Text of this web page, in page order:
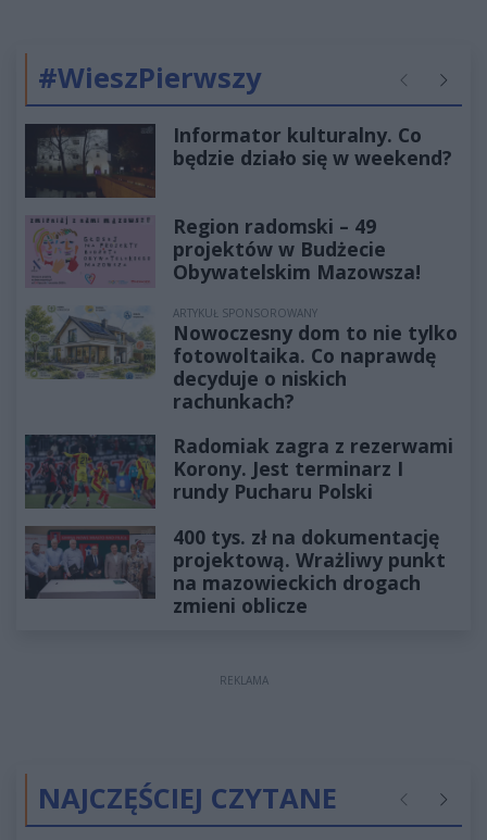
#WieszPierwszy Poprzednie
Informator kulturalny. Co
będzie działo się w weekend?
Region radomski – 49
projektów w Budżecie
Obywatelskim Mazowsza!
ARTYKUŁ SPONSOROWANY
Nowoczesny dom to nie tylko
fotowoltaika. Co naprawdę
decyduje o niskich
rachunkach?
Radomiak zagra z rezerwami
Korony. Jest terminarz I
rundy Pucharu Polski
400 tys. zł na dokumentację
projektową. Wrażliwy punkt
na mazowieckich drogach
zmieni oblicze
REKLAMA
NAJCZĘŚCIEJ CZYTANE Poprzednie